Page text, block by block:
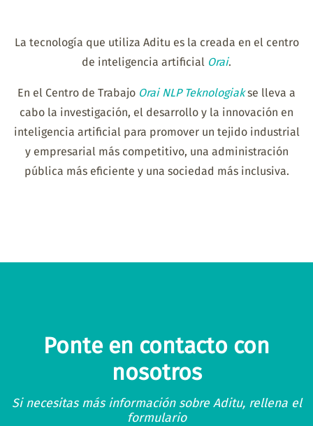
La tecnología que utiliza Aditu es la creada en el centro
de inteligencia artificial Orai.
En el Centro de Trabajo Orai NLP Teknologiakse lleva a
cabo la investigación, el desarrollo y la innovación en
inteligencia artificial para promover un tejido industrial
y empresarial más competitivo, una administración
pública más eficiente y una sociedad más inclusiva.
Ponte en contacto con
nosotros
Si necesitas más información sobre Aditu, rellena el
formulario